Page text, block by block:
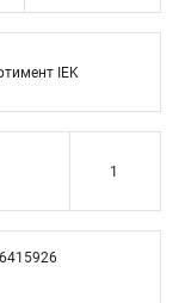
IEK
1